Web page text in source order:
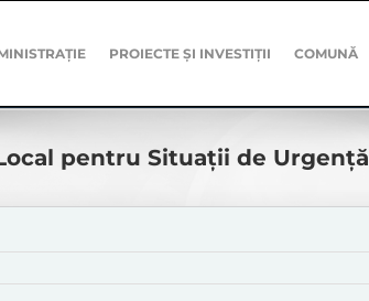
PROIECTE ȘI INVESTIȚII COMUNĂ
pentru Situații de Urgență